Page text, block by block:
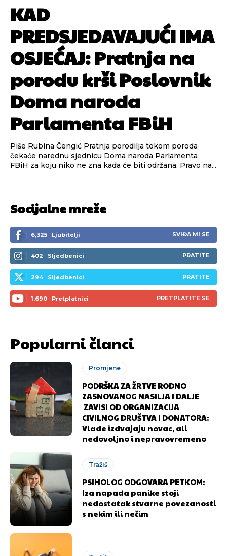
Pusti priču da živi!
Pusti priču da živi!
KAD
PREDSJEDAVAJUĆI IMA
OSJEĆAJ: Pratnja na
porodu krši Poslovnik
Doma naroda
Parlamenta FBiH
Piše Rubina Čengić Pratnja porodilja tokom poroda
čekaće narednu sjednicu Doma naroda Parlamenta
FBiH za koju niko ne zna kada će biti održana. Pravo na...
Socijalne mreže
6,325 Ljubitelji SVIĐA MI SE
402 Sljedbenici PRATITE
294 Sljedbenici PRATITE
1,690 Pretplatnici PRETPLATITE SE
Popularni članci
Promjene
PODRŠKA ZA ŽRTVE RODNO
ZASNOVANOG NASILJA I DALJE
ZAVISI OD ORGANIZACIJA
CIVILNOG DRUŠTVA I DONATORA:
Vlade izdvajaju novac, ali
nedovoljno i nepravovremeno
Tražiš
PSIHOLOG ODGOVARA PETKOM:
Iza napada panike stoji
nedostatak stvarne povezanosti
s nekim ili nečim